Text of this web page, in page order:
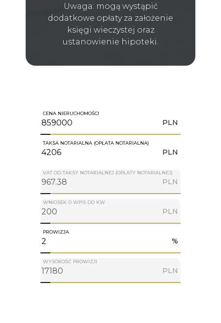
Uwaga: mogą wystąpić
dodatkowe opłaty za założenie
księgi wieczystej oraz
ustanowienie hipoteki.
CENA NIERUCHOMOŚCI
PLN
TAKSA NOTARIALNA (OPŁATA NOTARIALNA)
PLN
VAT OD TAKSY NOTARIALNEJ (OPŁATY NOTARIALNEJ)
PLN
WNIOSEK O WPIS DO KW
PLN
PROWIZJA
%
WYSOKOŚĆ PROWIZJI
PLN